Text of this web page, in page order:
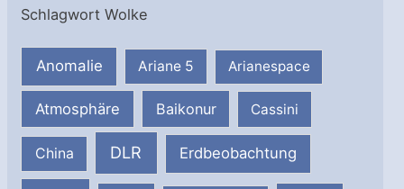
Schlagwort Wolke
Anomalie Ariane 5 Arianespace
Atmosphäre Baikonur Cassini
China DLR Erdbeobachtung